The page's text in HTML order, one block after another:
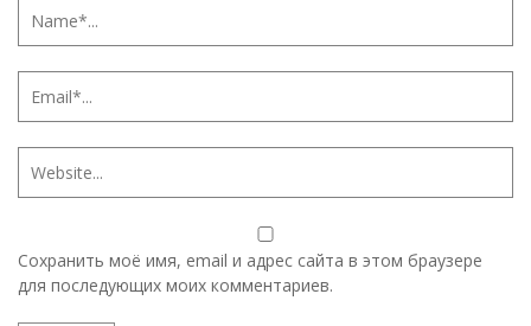
Сохранить моё имя, email и адрес сайта в этом браузере
для последующих моих комментариев.